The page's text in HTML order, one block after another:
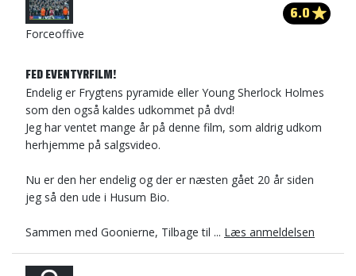
Forceoffive
6.0
FED EVENTYRFILM!
Endelig er Frygtens pyramide eller Young Sherlock Holmes
som den også kaldes udkommet på dvd!
Jeg har ventet mange år på denne film, som aldrig udkom
herhjemme på salgsvideo.
Nu er den her endelig og der er næsten gået 20 år siden
jeg så den ude i Husum Bio.
Sammen med Goonierne, Tilbage til ... Læs anmeldelsen